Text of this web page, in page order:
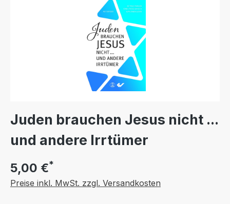
Juden brauchen Jesus nicht ...
und andere Irrtümer
5,00 €*
Preise inkl. MwSt. zzgl. Versandkosten